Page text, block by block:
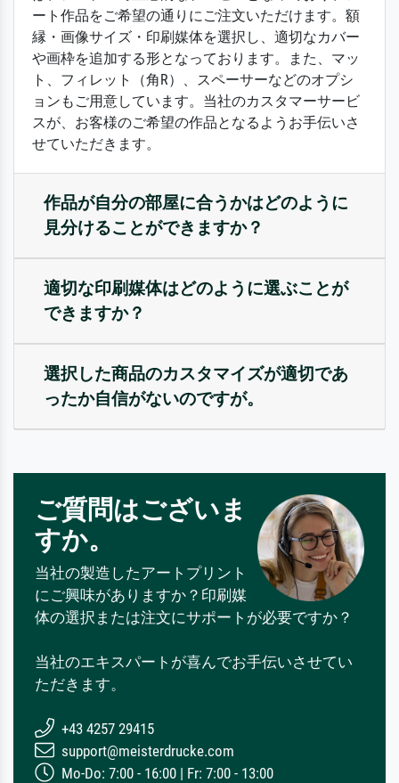
ート作品をご希望の通りにご注文いただけます。額
縁・画像サイズ・印刷媒体を選択し、適切なカバー
や画枠を追加する形となっております。また、マッ
ト、フィレット（角R）、スペーサーなどのオプシ
ョンもご用意しています。当社のカスタマーサービ
スが、お客様のご希望の作品となるようお手伝いさ
せていただきます。
作品が自分の部屋に合うかはどのように
見分けることができますか？
適切な印刷媒体はどのように選ぶことが
できますか？
選択した商品のカスタマイズが適切であ
ったか自信がないのですが。
ご質問はございま
すか。
当社の製造したアートプリント
にご興味がありますか？印刷媒
体の選択または注文にサポートが必要ですか？
当社のエキスパートが喜んでお手伝いさせてい
ただきます。
+43 4257 29415
support@meisterdrucke.com
Mo-Do: 7:00 - 16:00 | Fr: 7:00 - 13:00